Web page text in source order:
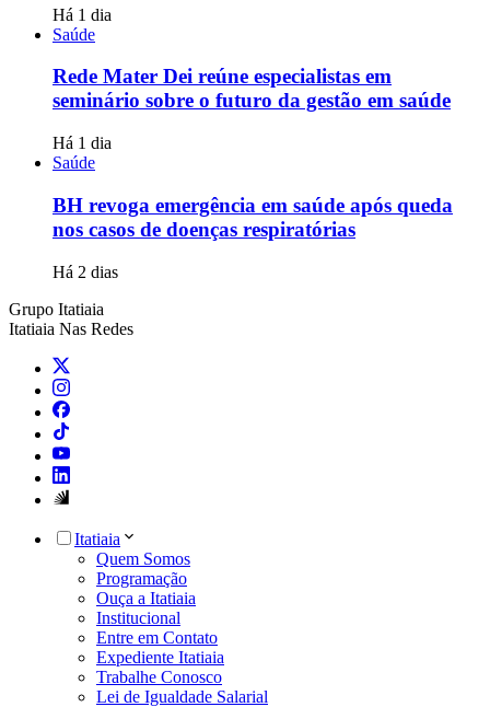
Há 1 dia
Saúde
Rede Mater Dei reúne especialistas em
seminário sobre o futuro da gestão em saúde
Há 1 dia
Saúde
BH revoga emergência em saúde após queda
nos casos de doenças respiratórias
Há 2 dias
Grupo Itatiaia
Itatiaia Nas Redes
Itatiaia
Quem Somos
Programação
Ouça a Itatiaia
Institucional
Entre em Contato
Expediente Itatiaia
Trabalhe Conosco
Lei de Igualdade Salarial